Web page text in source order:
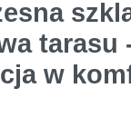
tarasu
w